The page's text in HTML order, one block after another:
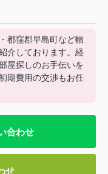
都窪郡早島町など幅
介しております。経
屋探しのお手伝いを
期費用の交渉もお任
合わせ
せ